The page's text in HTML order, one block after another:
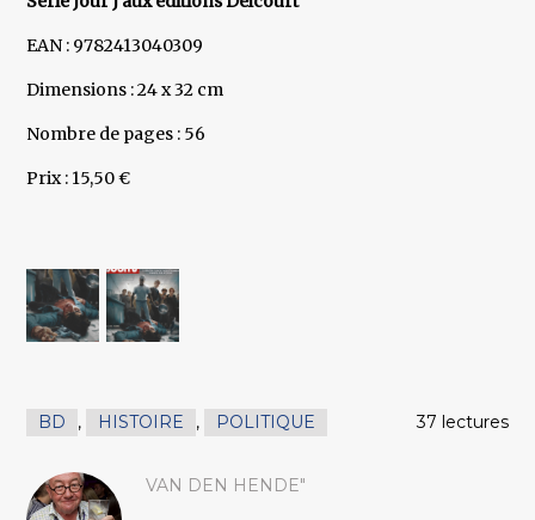
EAN : 9782413040309
Dimensions : 24 x 32 cm
Nombre de pages : 56
Prix : 15,50 €
BD , HISTOIRE , POLITIQUE 37 lectures
VAN DEN HENDE"